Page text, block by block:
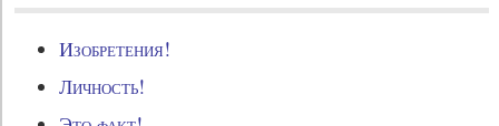
Изобретения!
Личность!